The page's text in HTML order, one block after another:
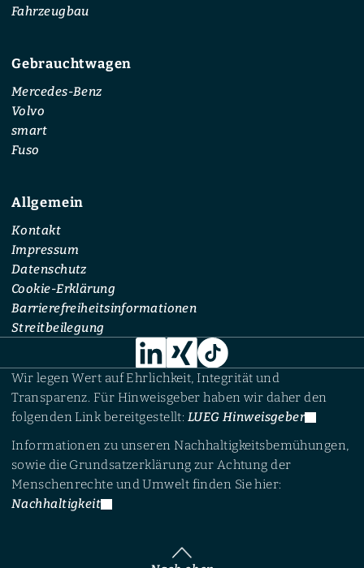
Fahrzeugbau
Gebrauchtwagen
Mercedes-Benz
Volvo
smart
Fuso
Allgemein
Kontakt
Impressum
Datenschutz
Cookie-Erklärung
Barrierefreiheitsinformationen
Streitbeilegung
Wir legen Wert auf Ehrlichkeit, Integrität und
Transparenz. Für Hinweisgeber haben wir daher den
folgenden Link bereitgestellt: LUEG Hinweisgeber
Informationen zu unseren Nachhaltigkeitsbemühungen,
sowie die Grundsatzerklärung zur Achtung der
Menschenrechte und Umwelt finden Sie hier:
Nachhaltigkeit